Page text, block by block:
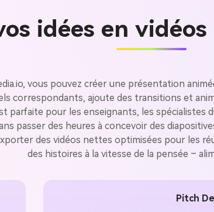
idées en
vous pouvez créer une présentation
correspondants, ajoute des transitions et
parfaite pour les enseignants, les
passer des heures à concevoir des
des vidéos nettes optimisées pour les
des histoires à la vitesse de la pensée –
Pitch
à
Créer